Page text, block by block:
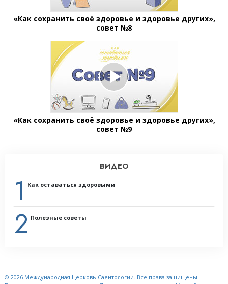
«Как сохранить своё здоровье и здоровье других»,
совет №8
«Как сохранить своё здоровье и здоровье других»,
совет №9
ВИДЕО
1 Как оставаться здоровыми
2 Полезные советы
© 2026 Международная Церковь Саентологии. Все права защищены.